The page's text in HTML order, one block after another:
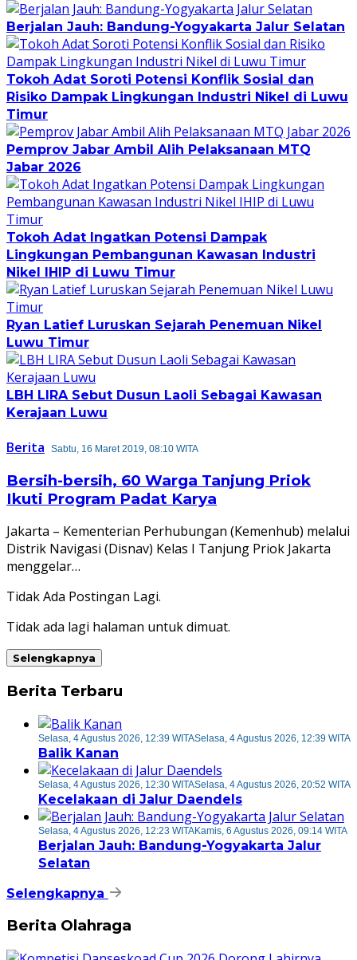
Berjalan Jauh: Bandung-Yogyakarta Jalur Selatan
Tokoh Adat Soroti Potensi Konflik Sosial dan
Risiko Dampak Lingkungan Industri Nikel di Luwu
Timur
Pemprov Jabar Ambil Alih Pelaksanaan MTQ
Jabar 2026
Tokoh Adat Ingatkan Potensi Dampak
Lingkungan Pembangunan Kawasan Industri
Nikel IHIP di Luwu Timur
Ryan Latief Luruskan Sejarah Penemuan Nikel
Luwu Timur
LBH LIRA Sebut Dusun Laoli Sebagai Kawasan
Kerajaan Luwu
Berita Sabtu, 16 Maret 2019, 08:10 WITA
Bersih-bersih, 60 Warga Tanjung Priok
Ikuti Program Padat Karya
Jakarta – Kementerian Perhubungan (Kemenhub) melalui
Distrik Navigasi (Disnav) Kelas I Tanjung Priok Jakarta
menggelar…
Tidak Ada Postingan Lagi.
Tidak ada lagi halaman untuk dimuat.
Selengkapnya
Berita Terbaru
Selasa, 4 Agustus 2026, 12:39 WITASelasa, 4 Agustus 2026, 12:39 WITA
Balik Kanan
Selasa, 4 Agustus 2026, 12:30 WITASelasa, 4 Agustus 2026, 20:52 WITA
Kecelakaan di Jalur Daendels
Selasa, 4 Agustus 2026, 12:23 WITAKamis, 6 Agustus 2026, 09:14 WITA
Berjalan Jauh: Bandung-Yogyakarta Jalur
Selatan
Selengkapnya
Berita Olahraga